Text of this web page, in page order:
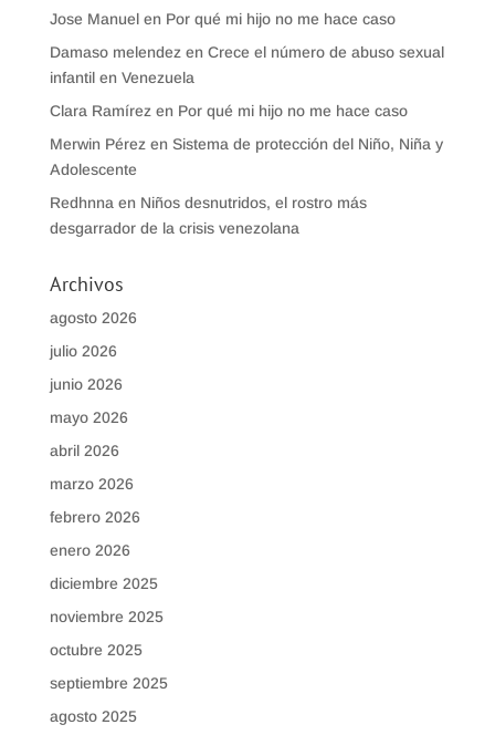
Jose Manuelen Por qué mi hijo no me hace caso
Damaso melendezen Crece el número de abuso sexual
infantil en Venezuela
Clara Ramírezen Por qué mi hijo no me hace caso
Merwin Pérezen Sistema de protección del Niño, Niña y
Adolescente
Redhnnaen Niños desnutridos, el rostro más
desgarrador de la crisis venezolana
Archivos
agosto 2026
julio 2026
junio 2026
mayo 2026
abril 2026
marzo 2026
febrero 2026
enero 2026
diciembre 2025
noviembre 2025
octubre 2025
septiembre 2025
agosto 2025